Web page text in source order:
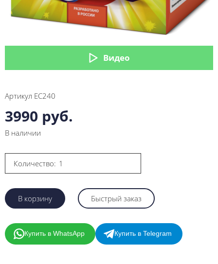
Видео
Артикул ЕС240
3990 руб.
В наличии
Количество:
В корзину Быстрый заказ
Купить в WhatsApp Купить в Telegram